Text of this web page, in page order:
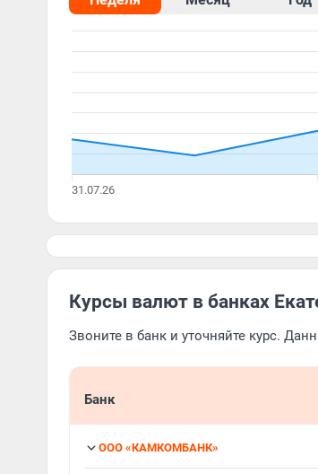
Курсы валют в банках
Звоните в банк и уточняйте курс.
Банк
ООО «КАМКОМБАНК»